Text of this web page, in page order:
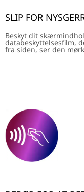
SLIP FOR
Beskyt dit
databeskyttelsesfilm,
fra siden, ser den